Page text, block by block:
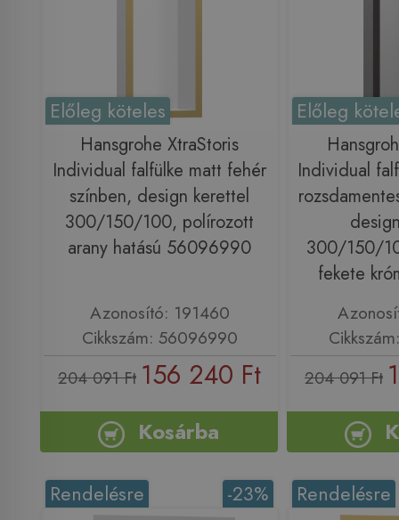
Előleg köteles
Hansgrohe XtraStoris
Individual falfülke matt fehér
színben, design kerettel
300/150/100, polírozott
arany hatású 56096990
Azonosító: 191460
Cikkszám: 56096990
204 091 Ft 156 240 Ft
Kosárba
Előleg
Individual
300/150/
fekete
204 091 Ft
-23%
Rendelésre Rendelésre